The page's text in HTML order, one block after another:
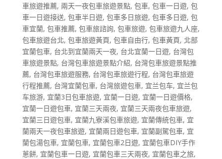
車旅遊推薦, 兩天一夜包車旅遊景點, 包車, 包車一日遊, 包
車一日遊接送, 包車半日遊, 包車多日旅遊, 包車多日遊, 包
車宜蘭, 包車推薦, 包車旅諮詢, 包車旅遊, 包車旅遊九人座,
包車旅遊台北, 包車旅遊黃頁, 包車自由行, 包車黃頁, 北部
宜蘭包車, 台北到宜蘭兩天一夜, 台北宜蘭一日遊, 台灣包
車旅遊景點, 台灣包車旅遊景點介紹, 台灣包車旅遊景點推
薦, 台灣包車旅遊服務, 台灣包車旅遊行程, 台灣包車旅遊
行程推薦, 台灣宜蘭包車, 台灣旅遊包車, 宜兰包车, 宜兰包
车旅游, 宜蘭3日包車旅遊, 宜蘭一日遊, 宜蘭一日遊價格,
宜蘭一日遊包車, 宜蘭三天兩夜, 宜蘭三天兩夜包車旅遊,
宜蘭三日遊包車, 宜蘭九寮溪包車旅遊, 宜蘭傳統包車, 宜
蘭兩天一夜包車旅遊, 宜蘭兩日遊包車, 宜蘭副駕包車, 宜
蘭包湯包車, 宜蘭包車, 宜蘭包車2日遊, 宜蘭包車DIY手作
蔥餅, 宜蘭包車一日遊, 宜蘭包車三天兩夜, 宜蘭包車之旅,